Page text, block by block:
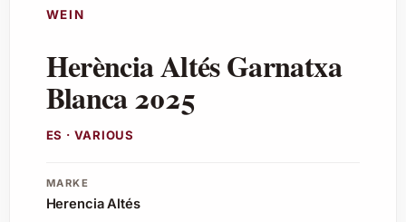
WEIN
Herència Altés Garnatxa
Blanca 2025
ES · VARIOUS
MARKE
Herencia Altés